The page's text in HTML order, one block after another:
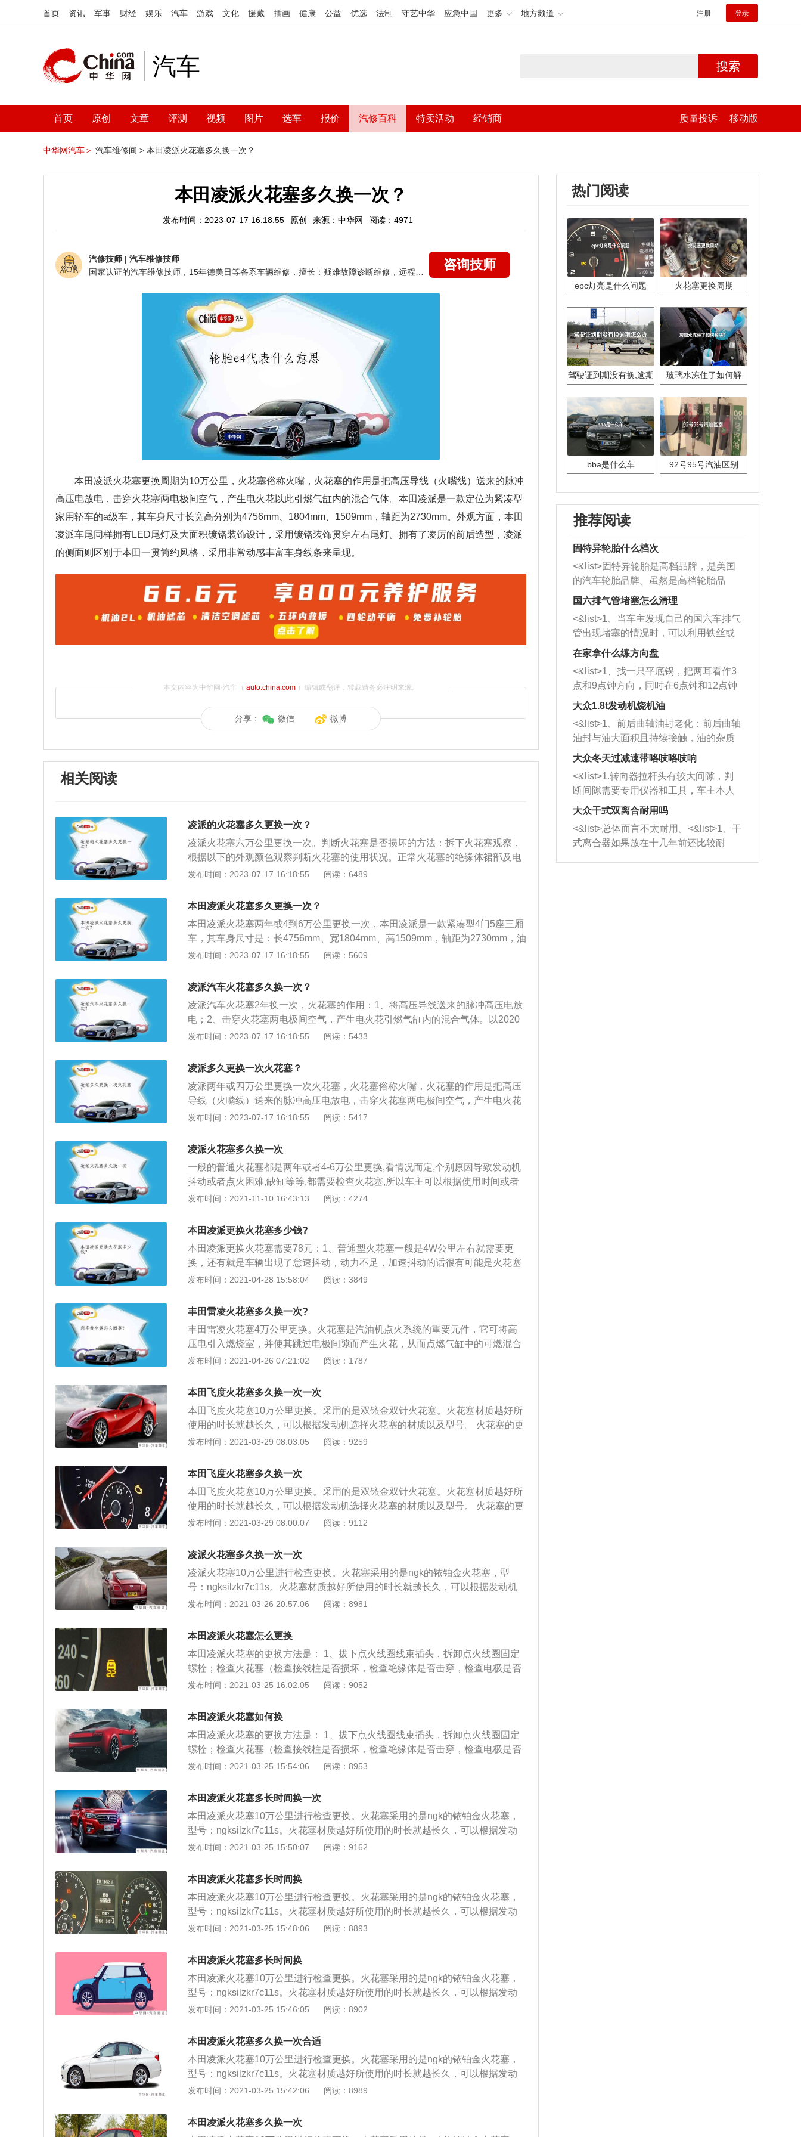
首页 资讯 军事 财经 娱乐 汽车 游戏 文化 援藏 插画 健康 公益 优选 法制 守艺中华 应急中国 更多 地方频道 注册 登录
汽车 搜索
首页 原创 文章 评测 视频 图片 选车 报价 汽修百科 特卖活动 经销商 质量投诉 移动版
中华网汽车＞ 汽车维修间 > 本田凌派火花塞多久换一次？
本田凌派火花塞多久换一次？
发布时间：2023-07-17 16:18:55 原创 来源：中华网 阅读：4971
汽修技师 | 汽车维修技师
咨询技师
本田凌派火花塞更换周期为10万公里，火花塞俗称火嘴，火花塞的作用是把高压导线（火嘴线）送来的脉冲
高压电放电，击穿火花塞两电极间空气，产生电火花以此引燃气缸内的混合气体。本田凌派是一款定位为紧凑型
家用轿车的a级车，其车身尺寸长宽高分别为4756mm、1804mm、1509mm，轴距为2730mm。外观方面，本田
凌派车尾同样拥有LED尾灯及大面积镀铬装饰设计，采用镀铬装饰贯穿左右尾灯。拥有了凌厉的前后造型，凌派
的侧面则区别于本田一贯简约风格，采用非常动感丰富车身线条来呈现。
本文内容为中华网·汽车（ auto.china.com）编辑或翻译，转载请务必注明来源。
分享： 微信 微博
相关阅读
凌派的火花塞多久更换一次？
凌派火花塞六万公里更换一次。判断火花塞是否损坏的方法：拆下火花塞观察，
根据以下的外观颜色观察判断火花塞的使用状况。正常火花塞的绝缘体裙部及电
极呈灰白色、灰黄色或浅棕色。工作正常的火花塞其绝缘体裙部为赤褐色，电极
本身并没有损坏，清除油污和沉积物后可以继续使用。如果火花塞损坏严重，顶
端出现起疤、黑色纹路、破裂、电极熔化等现象，则应找出损坏的原因，排除故
障后，更换新的火花塞，此外，如果火花塞呈现的是烟熏过的黑色，表明火花塞
冷热型选错或混合气浓，机油上窜。
发布时间：2023-07-17 16:18:55 阅读：6489
本田凌派火花塞多久更换一次？
本田凌派火花塞两年或4到6万公里更换一次，本田凌派是一款紧凑型4门5座三厢
车，其车身尺寸是：长4756mm、宽1804mm、高1509mm，轴距为2730mm，油
箱容积为40l。凌派搭载了1.5L发动机和ecvt无级变速箱，最大功率转速是每分钟
麦弗逊式独立悬挂，后悬挂使用了扭力梁式非独立悬挂。
发布时间：2023-07-17 16:18:55 阅读：5609
凌派汽车火花塞多久换一次？
凌派汽车火花塞2年换一次，火花塞的作用：1、将高压导线送来的脉冲高压电放
电；2、击穿火花塞两电极间空气，产生电火花引燃气缸内的混合气体。以2020
款凌派为例，其车身长宽高分别是：4756mm、1804mm、1509mm，轴距为273
动机，最大马力是109ps，最大功率是113kw，最大扭矩是173nm，与其匹配的
是cvt无级变速箱。
发布时间：2023-07-17 16:18:55 阅读：5433
凌派多久更换一次火花塞？
凌派两年或四万公里更换一次火花塞，火花塞俗称火嘴，火花塞的作用是把高压
导线（火嘴线）送来的脉冲高压电放电，击穿火花塞两电极间空气，产生电火花
以此引燃气缸内的混合气体。凌派是一款4门5座三厢车，该车长宽高分别为4756
动机为1.5LL4，最大马力为109ps，最大扭矩为134nm，最大功率为80kw。
发布时间：2023-07-17 16:18:55 阅读：5417
凌派火花塞多久换一次
一般的普通火花塞都是两年或者4-6万公里更换,看情况而定,个别原因导致发动机
抖动或者点火困难,缺缸等等,都需要检查火花塞,所以车主可以根据使用时间或者
公里数,还有使用过程中出现问题去及时更换火花塞。自行解决火花塞的问题时要
作，为了使该气缸能正常运行，常开车的人会采用缸外吊火的方法，即在火花塞
与高压线之间留3至4毫米的间隙，以提高火花塞电极跳火的能量，使该气缸恢复
工作，但一般的吊火方法，稍不注意就容易脱落。如果缸体上有滴落的汽油，非
常容易引发火灾，因此，这种方法只是一种临时的应急方法，切不可长期使用。
注意燃油油品也与火花塞的寿命密切相关，使用辛烷值过低的燃油会导致非受控
部件，还会损坏塑料和橡胶件。因使用含甲醇的燃油造成的损坏不属于保修范
围。若燃油中锰，铁含量超标可能会造成三元催化转换器堵塞，火花塞失火等问
题，请使用满足国家标准要求的汽油。使用劣质燃油会影响车辆排气管的抗腐蚀
发布时间：2021-11-10 16:43:13 阅读：4274
本田凌派更换火花塞多少钱?
本田凌派更换火花塞需要78元：1、普通型火花塞一般是4W公里左右就需要更
换，还有就是车辆出现了怠速抖动，动力不足，加速抖动的话很有可能是火花塞
的极点间隙过大导致出现的这些故障现象；2、广汽本田凌派的火花塞是火花塞
塞两电极间空气，产生电火花以此引燃气缸内的混合气体；3、高性能发动机的
基本条件：高能量稳定的火花、混合均匀的混合气、高压缩比。它的电极材料由
镍锰合金制成，现在出现的有铱金属火花塞铂金火花塞，白金、铱金火花塞的售
价比较昂贵，毕竟是稀有金属嘛。
发布时间：2021-04-28 15:58:04 阅读：3849
丰田雷凌火花塞多久换一次?
丰田雷凌火花塞4万公里更换。火花塞是汽油机点火系统的重要元件，它可将高
压电引入燃烧室，并使其跳过电极间隙而产生火花，从而点燃气缸中的可燃混合
气。火花塞的更换步骤如下：1、拔下点火线圈线束插头，拆卸点火线圈固定螺
损等）；2、选择合适工具，组装工具，拆卸火花塞，并逐个取出火花塞；用清
洁布遮盖住气缸上火花塞孔，避免物体进入缸体内部；3、将点火线圈对正火花
塞，安装到位，使用工具旋入螺栓；清洁量具，测量火花塞间隙，并判断火花
塞；4、检查新火花塞外观是否存在问题，将火花塞装入专用套筒，旋入火花塞
孔使用数字式扭力扳手，调至25nm，拧紧火花塞，关闭点火开关，打开引擎盖，
位。
发布时间：2021-04-26 07:21:02 阅读：1787
本田飞度火花塞多久换一次一次
本田飞度火花塞10万公里更换。采用的是双铱金双针火花塞。火花塞材质越好所
使用的时长就越长久，可以根据发动机选择火花塞的材质以及型号。 火花塞的更
换步骤如下： 1、拔下点火线圈线束插头，拆卸点火线圈固定螺栓；检查火花塞
择合适工具，组装工具，拆卸火花塞，并逐个取出火花塞；用清洁布遮盖住气缸
上火花塞孔，避免物体进入缸体内部； 3、将点火线圈对正火花塞，安装到位，
使用工具旋入螺栓；清洁量具，测量火花塞间隙，并判断火花塞； 4、检查新火
花塞外观是否存在问题，将火花塞装入专用套筒，旋入火花塞孔使用数字式扭力
扳手，拧紧火花塞，关闭点火开关，打开引擎盖，安装三件套； 5、使用数字式
发布时间：2021-03-29 08:03:05 阅读：9259
本田飞度火花塞多久换一次
本田飞度火花塞10万公里更换。采用的是双铱金双针火花塞。火花塞材质越好所
使用的时长就越长久，可以根据发动机选择火花塞的材质以及型号。 火花塞的更
换步骤如下： 1、拔下点火线圈线束插头，拆卸点火线圈固定螺栓；检查火花塞
择合适工具，组装工具，拆卸火花塞，并逐个取出火花塞；用清洁布遮盖住气缸
上火花塞孔，避免物体进入缸体内部； 3、将点火线圈对正火花塞，安装到位，
使用工具旋入螺栓；清洁量具，测量火花塞间隙，并判断火花塞； 4、检查新火
花塞外观是否存在问题，将火花塞装入专用套筒，旋入火花塞孔使用数字式扭力
扳手，拧紧火花塞，关闭点火开关，打开引擎盖，安装三件套； 5、使用数字式
发布时间：2021-03-29 08:00:07 阅读：9112
凌派火花塞多久换一次一次
凌派火花塞10万公里进行检查更换。火花塞采用的是ngk的铱铂金火花塞，型
号：ngksilzkr7c11s。火花塞材质越好所使用的时长就越长久，可以根据发动机
选择火花塞的材质以及型号。 火花塞的更换步骤如下： 1、拔下点火线圈线束插
否击穿，检查电极是否磨损等）； 2、选择合适工具，组装工具，拆卸火花塞，
并逐个取出火花塞；用清洁布遮盖住气缸上火花塞孔，避免物体进入缸体内部；
3、将点火线圈对正火花塞，安装到位，使用工具旋入螺栓；清洁量具，测量火
花塞间隙，并判断火花塞； 4、检查新火花塞外观是否存在问题，将火花塞装入
专用套筒，旋入火花塞孔使用数字式扭力扳手，拧紧火花塞，关闭点火开关，打
整理工位。
发布时间：2021-03-26 20:57:06 阅读：8981
本田凌派火花塞怎么更换
本田凌派火花塞的更换方法是： 1、拔下点火线圈线束插头，拆卸点火线圈固定
螺栓；检查火花塞（检查接线柱是否损坏，检查绝缘体是否击穿，检查电极是否
磨损等）； 2、选择合适工具，组装工具，拆卸火花塞，并逐个取出火花塞；用
花塞，安装到位，使用工具旋入螺栓；清洁量具，测量火花塞间隙，并判断火花
塞； 4、检查新火花塞外观是否存在问题，将火花塞装入专用套筒，旋入火花塞
孔使用数字式扭力扳手，拧紧火花塞，关闭点火开关，打开引擎盖，安装三件
套； 5、使用数字式扭力扳手拧紧。启动车辆，消除故障，整理工位。
发布时间：2021-03-25 16:02:05 阅读：9052
本田凌派火花塞如何换
本田凌派火花塞的更换方法是： 1、拔下点火线圈线束插头，拆卸点火线圈固定
螺栓；检查火花塞（检查接线柱是否损坏，检查绝缘体是否击穿，检查电极是否
磨损等）； 2、选择合适工具，组装工具，拆卸火花塞，并逐个取出火花塞；用
花塞，安装到位，使用工具旋入螺栓；清洁量具，测量火花塞间隙，并判断火花
塞； 4、检查新火花塞外观是否存在问题，将火花塞装入专用套筒，旋入火花塞
孔使用数字式扭力扳手，拧紧火花塞，关闭点火开关，打开引擎盖，安装三件
套； 5、使用数字式扭力扳手拧紧。启动车辆，消除故障，整理工位。
发布时间：2021-03-25 15:54:06 阅读：8953
本田凌派火花塞多长时间换一次
本田凌派火花塞10万公里进行检查更换。火花塞采用的是ngk的铱铂金火花塞，
型号：ngksilzkr7c11s。火花塞材质越好所使用的时长就越长久，可以根据发动
机选择火花塞的材质以及型号。 火花塞的更换步骤如下： 1、拔下点火线圈线束
是否击穿，检查电极是否磨损等）； 2、选择合适工具，组装工具，拆卸火花
塞，并逐个取出火花塞；用清洁布遮盖住气缸上火花塞孔，避免物体进入缸体内
部； 3、将点火线圈对正火花塞，安装到位，使用工具旋入螺栓；清洁量具，测
量火花塞间隙，并判断火花塞； 4、检查新火花塞外观是否存在问题，将火花塞
装入专用套筒，旋入火花塞孔使用数字式扭力扳手，拧紧火花塞，关闭点火开
故障，整理工位。
发布时间：2021-03-25 15:50:07 阅读：9162
本田凌派火花塞多长时间换
本田凌派火花塞10万公里进行检查更换。火花塞采用的是ngk的铱铂金火花塞，
型号：ngksilzkr7c11s。火花塞材质越好所使用的时长就越长久，可以根据发动
机选择火花塞的材质以及型号。 火花塞的更换步骤如下： 1、拔下点火线圈线束
是否击穿，检查电极是否磨损等）； 2、选择合适工具，组装工具，拆卸火花
塞，并逐个取出火花塞；用清洁布遮盖住气缸上火花塞孔，避免物体进入缸体内
部； 3、将点火线圈对正火花塞，安装到位，使用工具旋入螺栓；清洁量具，测
量火花塞间隙，并判断火花塞； 4、检查新火花塞外观是否存在问题，将火花塞
装入专用套筒，旋入火花塞孔使用数字式扭力扳手，拧紧火花塞，关闭点火开
故障，整理工位。
发布时间：2021-03-25 15:48:06 阅读：8893
本田凌派火花塞多长时间换
本田凌派火花塞10万公里进行检查更换。火花塞采用的是ngk的铱铂金火花塞，
型号：ngksilzkr7c11s。火花塞材质越好所使用的时长就越长久，可以根据发动
机选择火花塞的材质以及型号。 火花塞的更换步骤如下： 1、拔下点火线圈线束
是否击穿，检查电极是否磨损等）； 2、选择合适工具，组装工具，拆卸火花
塞，并逐个取出火花塞；用清洁布遮盖住气缸上火花塞孔，避免物体进入缸体内
部； 3、将点火线圈对正火花塞，安装到位，使用工具旋入螺栓；清洁量具，测
量火花塞间隙，并判断火花塞； 4、检查新火花塞外观是否存在问题，将火花塞
装入专用套筒，旋入火花塞孔使用数字式扭力扳手，拧紧火花塞，关闭点火开
故障，整理工位。
发布时间：2021-03-25 15:46:05 阅读：8902
本田凌派火花塞多久换一次合适
本田凌派火花塞10万公里进行检查更换。火花塞采用的是ngk的铱铂金火花塞，
型号：ngksilzkr7c11s。火花塞材质越好所使用的时长就越长久，可以根据发动
机选择火花塞的材质以及型号。 火花塞的更换步骤如下： 1、拔下点火线圈线束
是否击穿，检查电极是否磨损等）； 2、选择合适工具，组装工具，拆卸火花
塞，并逐个取出火花塞；用清洁布遮盖住气缸上火花塞孔，避免物体进入缸体内
发布时间：2021-03-25 15:42:06 阅读：8989
本田凌派火花塞多久换一次
热门阅读
epc灯亮是什么问题 火花塞更换周期
驾驶证到期没有换,逾期
玻璃水冻住了如何解
bba是什么车 92号95号汽油区别
推荐阅读
固特异轮胎什么档次
<&list>固特异轮胎是高档品牌，是美国
的汽车轮胎品牌。虽然是高档轮胎品
牌，但是中高低端的轮胎都有生产，这
也是为了更好的开拓市场。
国六排气管堵塞怎么清理
<&list>1、当车主发现自己的国六车排气
管出现堵塞的情况时，可以利用铁丝或
者是细棍，直接将杂物给取出来，如果
堵塞情况比较严重，也可以采取应急措
施。 <&list>2、直接利用木棍将所有的
杂物推到排气管里面的位置处，然后将
三元催化器拆解开，就可以将堵塞的东
西取出来。但如果是因为积碳过多引起
的堵塞，就需要将三元催化器泡在草酸
洗剂对堵塞的情况得到解决，将清洗剂
放在燃油箱中，与燃油混合后，车辆启
动时，就可以和汽油一起进入到燃烧
室，最后形成废气排出，就可以让三元
催化器得到清洗，排气管堵塞的情况就
能够得到解决。
在家拿什么练方向盘
<&list>1、找一只平底锅，把两耳看作3
点和9点钟方向，同时在6点钟和12点钟
方向做一个标记。 <&list>2、双手握住
一圈半的练习，往右同样也要打相同的
圈数。 <&list>3、最后强调要反复练
习，这样就可以形成肌肉记忆，在真实
驾驶车辆时，不需要记忆也能打好方
向。
大众1.8t发动机烧机油
<&list>1、前后曲轴油封老化：前后曲轴
油封与油大面积且持续接触，油的杂质
和发动机内持续温度变化使其密封效果
逐渐减弱，导致渗油或漏油。<&list>2、
活塞间隙过大：积碳会使活塞环与缸体
的间隙扩大，导致机油流入燃烧室中，
造成烧机油。<&list>3、机油粘度。使用
机油粘度过小的话，同样会有烧机油现
象，机油粘度过小具有很好的流动性，
大众冬天过减速带咯吱咯吱响
<&list>1.转向器拉杆头有较大间隙，判
断间隙需要专用仪器和工具，车主本人
无法制作，需要将车辆送到修理厂或4s
店；<&list>2.车辆半轴套管防尘罩破
裂，破裂后会出现漏油现象，使半轴磨
损严重，磨损的半轴容易损坏，产生异
响；<&list>3.稳定器的转向胶套和球头
大众干式双离合耐用吗
<&list>总体而言不太耐用。<&list>1、干
式离合器如果放在十几年前还比较耐